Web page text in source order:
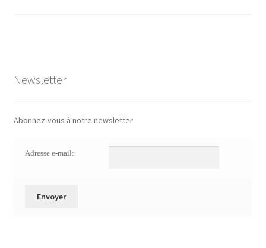
Newsletter
Abonnez-vous à notre newsletter
Adresse e-mail: